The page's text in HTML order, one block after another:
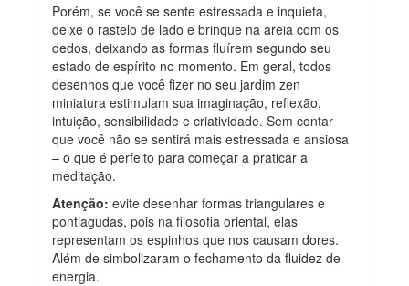
Porém, se você se sente estressada e inquieta,
deixe o rastelo de lado e brinque na areia com os
dedos, deixando as formas fluírem segundo seu
estado de espírito no momento. Em geral, todos
desenhos que você fizer no seu jardim zen
miniatura estimulam sua imaginação, reflexão,
intuição, sensibilidade e criatividade. Sem contar
que você não se sentirá mais estressada e ansiosa
– o que é perfeito para começar a praticar a
meditação.
Atenção: evite desenhar formas triangulares e
pontiagudas, pois na filosofia oriental, elas
representam os espinhos que nos causam dores.
Além de simbolizaram o fechamento da fluidez de
energia.